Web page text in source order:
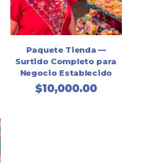
Paquete Tienda —
Surtido Completo para
Negocio Establecido
$10,000.00